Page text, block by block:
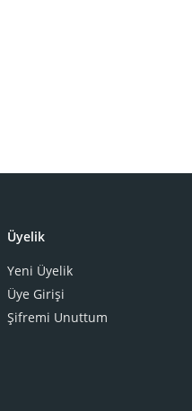
Üyelik
Yeni Üyelik
Üye Girişi
Şifremi Unuttum